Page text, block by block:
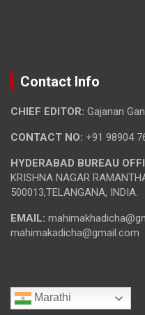
Contact Info
CHIEF EDITOR: Gajanan
CONTACT NO: +91 98904
HYDERABAD BUREAU
KRISHNA NAGAR
500013,TELANGANA, INDIA.
EMAIL:
mahimakadicha@gmail.com
Marathi